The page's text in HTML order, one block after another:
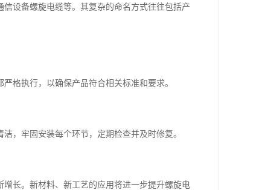
设备螺旋电缆等。其复杂的命名方式往往包括产
格执行，以确保产品符合相关标准和要求。
，牢固安装每个环节，定期检查并及时修复。
长。新材料、新工艺的应用将进一步提升螺旋电